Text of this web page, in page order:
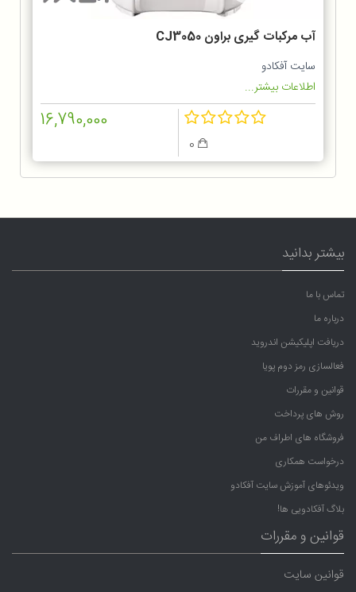
آب مرکبات گیری براون CJ3050
سایت آفکادو
اطلاعات بیشتر...
16,790,000
بیشتر بدانید
تماس با ما
درباره ما
دریافت اپلیکیشن اندروید
فعالسازی رمز دوم پویا
قوانین و مقررات
روش های پرداخت
فروشگاه های اطراف من
درخواست همکاری
ویدئوهای آموزش سایت آفکادو
بلاگ آفکادویی ها!
قوانین و مقررات
قوانین سایت